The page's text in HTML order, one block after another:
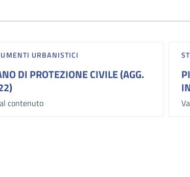
URBANISTICI
DI PROTEZIONE CIVILE (AGG.
contenuto